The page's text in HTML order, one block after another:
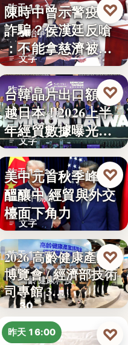
昨天 18:17
政治爭議
文字
陳時中曾示警疫苗
詐騙？侯漢廷反嗆
：不能拿慈濟被詐
來洗白「…
♡
昨天 18:10
半導體經貿
文字
台韓晶片出口額超
越日本！2026上半
年經貿數據曝光：
台積…
♡
昨天 18:10
美中關係
文字
美中元首秋季峰會
醞釀中 經貿與外交
檯面下角力
♡
昨天 17:59
高齡健康科技
30
2026 高齡健康產業
博覽會 / 經濟部技術
司專館 3…
♡
昨天 16:00 ♡